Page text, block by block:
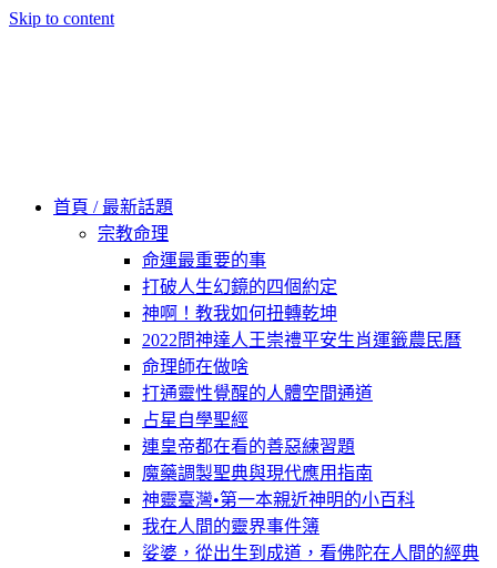
Skip to content
首頁 / 最新話題
宗教命理
命運最重要的事
打破人生幻鏡的四個約定
神啊！教我如何扭轉乾坤
2022問神達人王崇禮平安生肖運籤農民曆
命理師在做啥
打通靈性覺醒的人體空間通道
占星自學聖經
連皇帝都在看的善惡練習題
魔藥調製聖典與現代應用指南
神靈臺灣•第一本親近神明的小百科
我在人間的靈界事件簿
娑婆，從出生到成道，看佛陀在人間的經典